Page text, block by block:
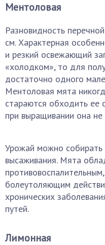
Ментоловая
Разновидность
см. Характерная
и резкий освежающий
«холодком», то для
достаточно одного
Ментоловая мята
стараются обходить ее
при выращивании она не
Урожай можно
высаживания. Мята
болеутоляющим
хронических
путей.
Лимонная